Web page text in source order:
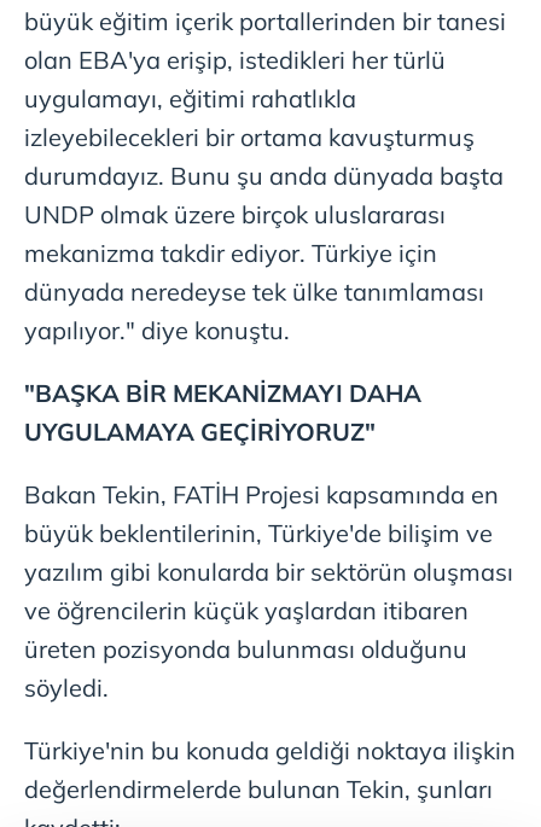
büyük eğitim içerik portallerinden bir tanesi
olan EBA'ya erişip, istedikleri her türlü
uygulamayı, eğitimi rahatlıkla
izleyebilecekleri bir ortama kavuşturmuş
durumdayız. Bunu şu anda dünyada başta
UNDP olmak üzere birçok uluslararası
mekanizma takdir ediyor. Türkiye için
dünyada neredeyse tek ülke tanımlaması
yapılıyor." diye konuştu.
"BAŞKA BİR MEKANİZMAYI DAHA
UYGULAMAYA GEÇİRİYORUZ"
Bakan Tekin, FATİH Projesi kapsamında en
büyük beklentilerinin, Türkiye'de bilişim ve
yazılım gibi konularda bir sektörün oluşması
ve öğrencilerin küçük yaşlardan itibaren
üreten pozisyonda bulunması olduğunu
söyledi.
Türkiye'nin bu konuda geldiği noktaya ilişkin
değerlendirmelerde bulunan Tekin, şunları